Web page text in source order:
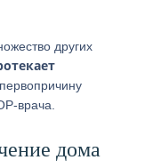
других
врача.
дома